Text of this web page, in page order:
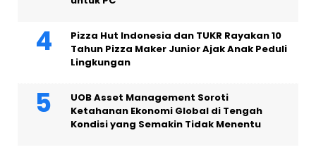
Pizza Hut Indonesia dan TUKR Rayakan 10
Tahun Pizza Maker Junior Ajak Anak Peduli
Lingkungan
UOB Asset Management Soroti
Ketahanan Ekonomi Global di Tengah
Kondisi yang Semakin Tidak Menentu